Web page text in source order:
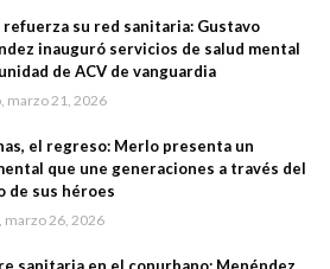
su red sanitaria: Gustavo
inauguró servicios de salud mental
de ACV de vanguardia
marzo 21, 2026
el regreso: Merlo presenta un
que une generaciones a través del
de sus héroes
marzo 26, 2026